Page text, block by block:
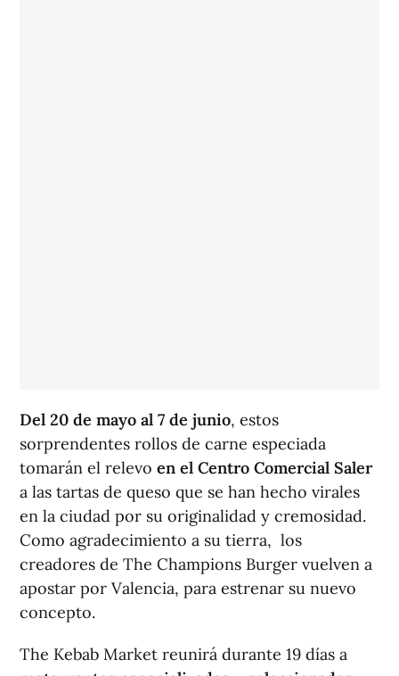
Del 20 de mayo al 7 de junio, estos
sorprendentes rollos de carne especiada
tomarán el relevo en el Centro Comercial Saler
a las tartas de queso que se han hecho virales
en la ciudad por su originalidad y cremosidad.
Como agradecimiento a su tierra, los
creadores de The Champions Burger vuelven a
apostar por Valencia, para estrenar su nuevo
concepto.
The Kebab Market reunirá durante 19 días a